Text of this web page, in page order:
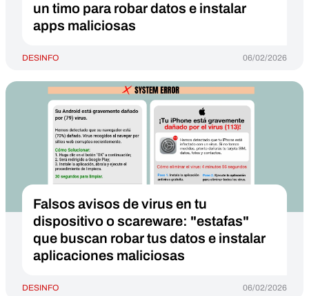
un timo para robar datos e instalar
apps maliciosas
DESINFO 06/02/2026
Falsos avisos de virus en tu
dispositivo o scareware: "estafas"
que buscan robar tus datos e instalar
aplicaciones maliciosas
DESINFO 06/02/2026